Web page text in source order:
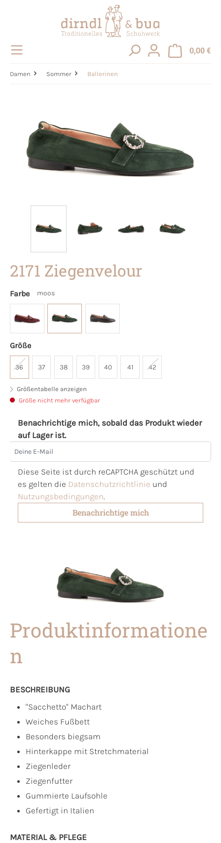
0,00 €
Damen Sommer Ballerinen
2171 Ziegenvelour
Farbe moos
Größe
36 37 38 39 40 41 42
Größentabelle anzeigen
Größe nicht mehr verfügbar
Benachrichtige mich, sobald das Produkt wieder
auf Lager ist.
Deine E-Mail
Diese Seite ist durch reCAPTCHA geschützt und
es gelten die Datenschutzrichtlinie und
Nutzungsbedingungen.
Benachrichtige mich
Produktinformatione
n
BESCHREIBUNG
"Sacchetto" Machart
Weiches Fußbett
Besonders biegsam
Hinterkappe mit Stretchmaterial
Ziegenleder
Ziegenfutter
Gummierte Laufsohle
Gefertigt in Italien
MATERIAL & PFLEGE